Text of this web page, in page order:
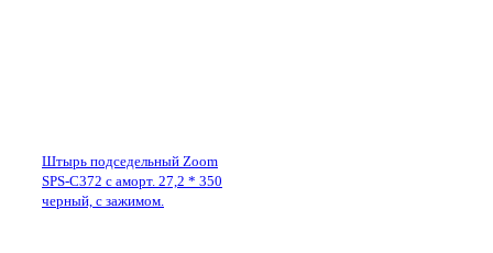
Штырь подседельный Zoom
SPS-C372 с аморт. 27,2 * 350
черный, с зажимом.